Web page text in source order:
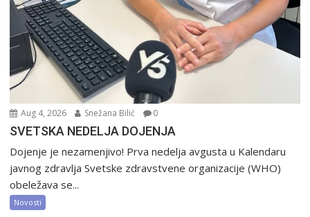
Aug 4, 2026 Snežana Bilić 0
SVETSKA NEDELJA DOJENJA
Dojenje je nezamenjivo! Prva nedelja avgusta u Kalendaru
javnog zdravlja Svetske zdravstvene organizacije (WHO)
obeležava se...
Novosti